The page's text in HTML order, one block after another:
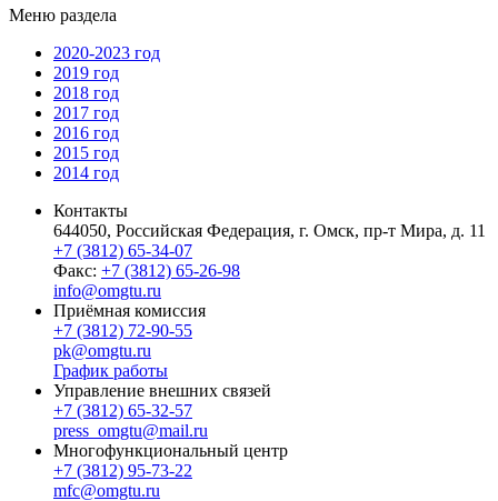
Меню раздела
2020-2023 год
2019 год
2018 год
2017 год
2016 год
2015 год
2014 год
Контакты
644050, Российская Федерация, г. Омск, пр-т Мира, д. 11
+7 (3812) 65-34-07
Факс: +7 (3812) 65-26-98
info@omgtu.ru
Приёмная комиссия
+7 (3812) 72-90-55
pk@omgtu.ru
График работы
Управление внешних связей
+7 (3812) 65-32-57
press_omgtu@mail.ru
Многофункциональный центр
+7 (3812) 95-73-22
mfc@omgtu.ru